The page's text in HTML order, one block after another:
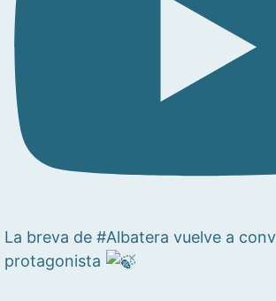
La breva de #Albatera vuelve a
protagonista